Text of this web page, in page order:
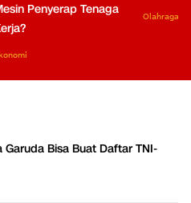
Penyerap Tenaga
Olahraga
Bisa Buat Daftar TNI-